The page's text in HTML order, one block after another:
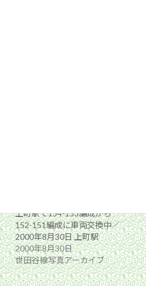
上町駅で154-153編成から
152-151編成に車両交換中／
2000年8月30日 上町駅
2000年8月30日
世田谷線写真アーカイブ